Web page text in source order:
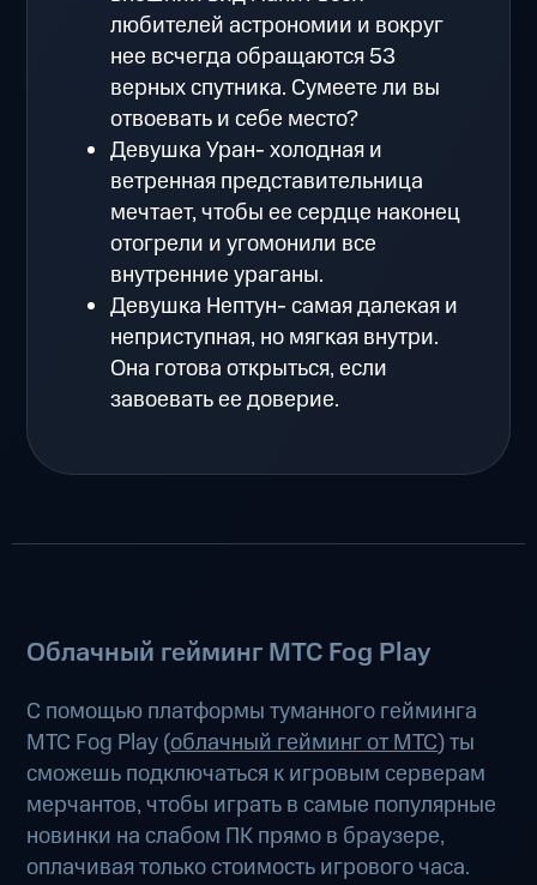
любителей астрономии и вокруг
нее всчегда обращаются 53
верных спутника. Сумеете ли вы
отвоевать и себе место?
Девушка Уран- холодная и
ветренная представительница
мечтает, чтобы ее сердце наконец
отогрели и угомонили все
внутренние ураганы.
Девушка Нептун- самая далекая и
неприступная, но мягкая внутри.
Она готова открыться, если
завоевать ее доверие.
Облачный гейминг МТС Fog Play
С помощью платформы туманного гейминга
МТС Fog Play (облачный гейминг от МТС) ты
сможешь подключаться к игровым серверам
мерчантов, чтобы играть в самые популярные
новинки на слабом ПК прямо в браузере,
оплачивая только стоимость игрового часа.